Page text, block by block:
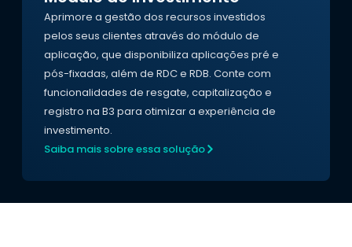
Aprimore a gestão dos recursos investidos
pelos seus clientes através do módulo de
aplicação, que disponibiliza aplicações pré e
pós-fixadas, além de RDC e RDB. Conte com
funcionalidades de resgate, capitalização e
registro na B3 para otimizar a experiência de
investimento.
Saiba mais sobre essa solução